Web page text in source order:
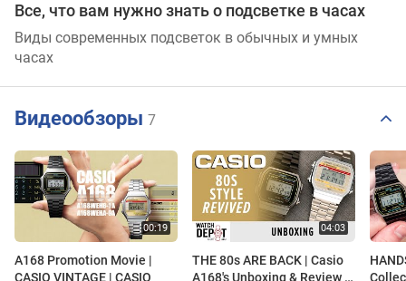
Все, что вам нужно знать о подсветке в часах
Виды современных подсветок в обычных и умных
часах
Видеообзоры 7
A168 Promotion Movie |
CASIO VINTAGE | CASIO
THE 80s ARE BACK | Casio
A168's Unboxing & Review -